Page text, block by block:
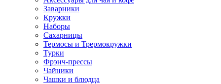
Заварники
Кружки
Наборы
Сахарницы
Термосы и Трермокружки
Турки
Фрэнч-прессы
Чайники
Чашки и блюдца